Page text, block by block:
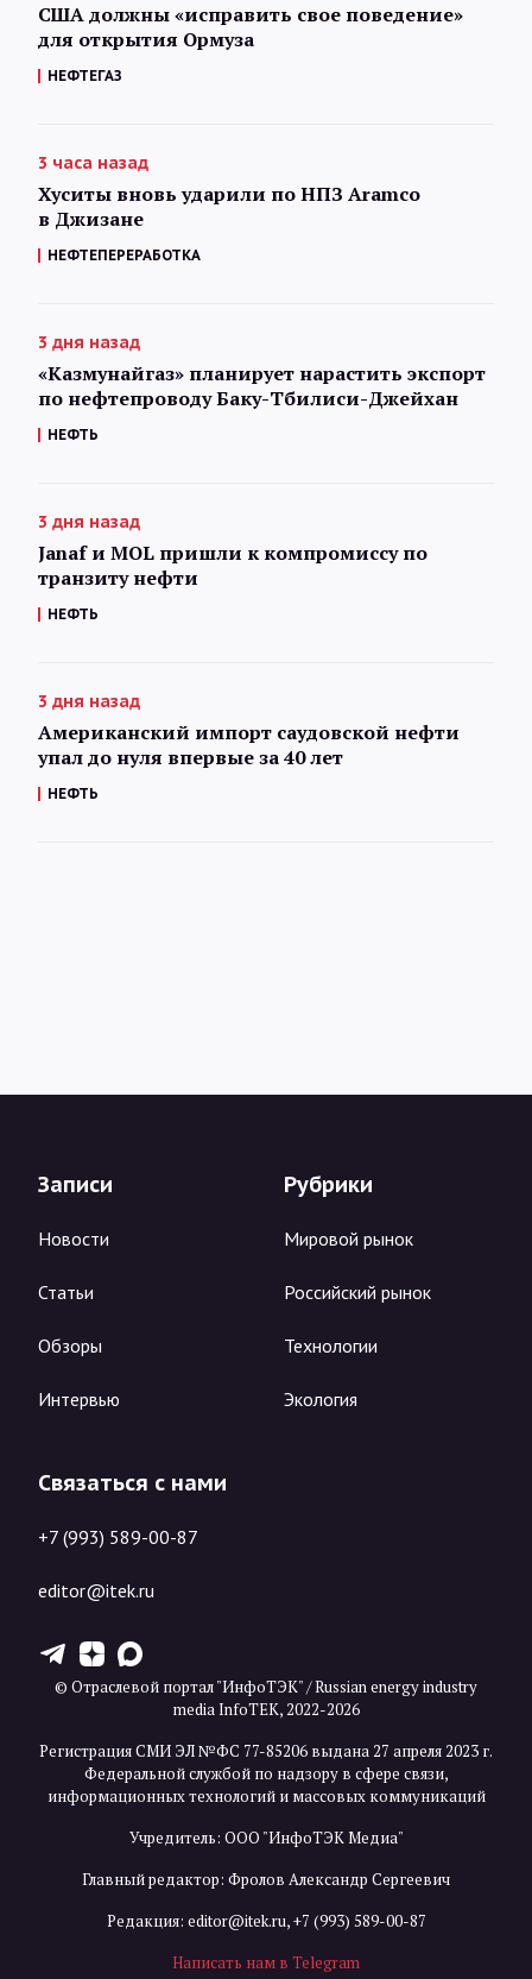
США должны «исправить свое поведение»
для открытия Ормуза
НЕФТЕГАЗ
3 часа назад
Хуситы вновь ударили по НПЗ Aramco
в Джизане
НЕФТЕПЕРЕРАБОТКА
3 дня назад
«Казмунайгаз» планирует нарастить экспорт
по нефтепроводу Баку-Тбилиси-Джейхан
НЕФТЬ
3 дня назад
Janaf и MOL пришли к компромиссу по
транзиту нефти
НЕФТЬ
3 дня назад
Американский импорт саудовской нефти
упал до нуля впервые за 40 лет
НЕФТЬ
Записи
Новости
Статьи
Обзоры
Интервью
Рубрики
Мировой рынок
Российский рынок
Технологии
Экология
Связаться с нами
+7 (993) 589-00-87
editor@itek.ru
T Z X
© Отраслевой портал "ИнфоТЭК" / Russian energy industry
media InfoTEK, 2022-2026
Регистрация СМИ ЭЛ №ФС 77-85206 выдана 27 апреля 2023 г.
Федеральной службой по надзору в сфере связи,
информационных технологий и массовых коммуникаций
Учредитель: ООО "ИнфоТЭК Медиа"
Главный редактор: Фролов Александр Сергеевич
Редакция: editor@itek.ru,+7 (993) 589-00-87
Написать нам в Telegram